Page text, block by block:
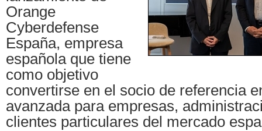
Orange
Cyberdefense
España, empresa
española que tiene
como objetivo
convertirse en el socio de referencia
avanzada para empresas,
clientes particulares del mercado